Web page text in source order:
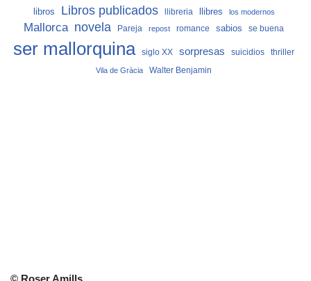
libros
Libros publicados llibreria llibres los modernos
Mallorca novela Pareja repost romance sabios se buena
ser mallorquina siglo XX sorpresas suicidios thriller
Vila de Gràcia Walter Benjamin
© Roser Amills